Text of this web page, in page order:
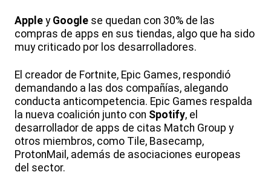
Apple y Google se quedan con 30% de las
compras de apps en sus tiendas, algo que ha sido
muy criticado por los desarrolladores.
El creador de Fortnite, Epic Games, respondió
demandando a las dos compañías, alegando
conducta anticompetencia. Epic Games respalda
la nueva coalición junto con Spotify, el
desarrollador de apps de citas Match Group y
otros miembros, como Tile, Basecamp,
ProtonMail, además de asociaciones europeas
del sector.